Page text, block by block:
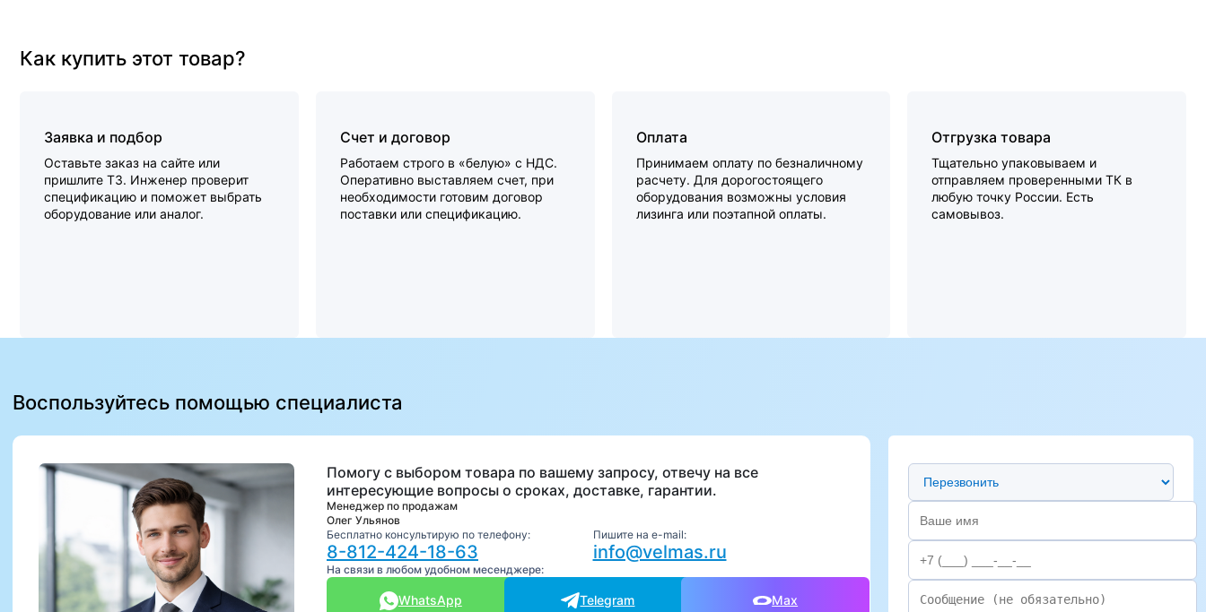
Как купить этот товар?
Заявка и подбор
Оставьте заказ на сайте или
пришлите ТЗ. Инженер проверит
спецификацию и поможет выбрать
оборудование или аналог.
Счет и договор
Работаем строго в «белую» с НДС.
Оперативно выставляем счет, при
необходимости готовим договор
поставки или спецификацию.
Оплата
Принимаем оплату по безналичному
расчету. Для дорогостоящего
оборудования возможны условия
лизинга или поэтапной оплаты.
Отгрузка товара
Тщательно упаковываем и
отправляем проверенными ТК в
любую точку России. Есть
самовывоз.
Воспользуйтесь помощью специалиста
Помогу с выбором товара по вашему запросу, отвечу на все
интересующие вопросы о сроках, доставке, гарантии.
Менеджер по продажам
Олег Ульянов
Бесплатно консультирую по телефону:
8-812-424-18-63
Пишите на e-mail:
info@velmas.ru
На связи в любом удобном месенджере:
WhatsApp Telegram Max
Предпочтительный способ связи